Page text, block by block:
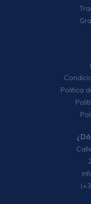
Política